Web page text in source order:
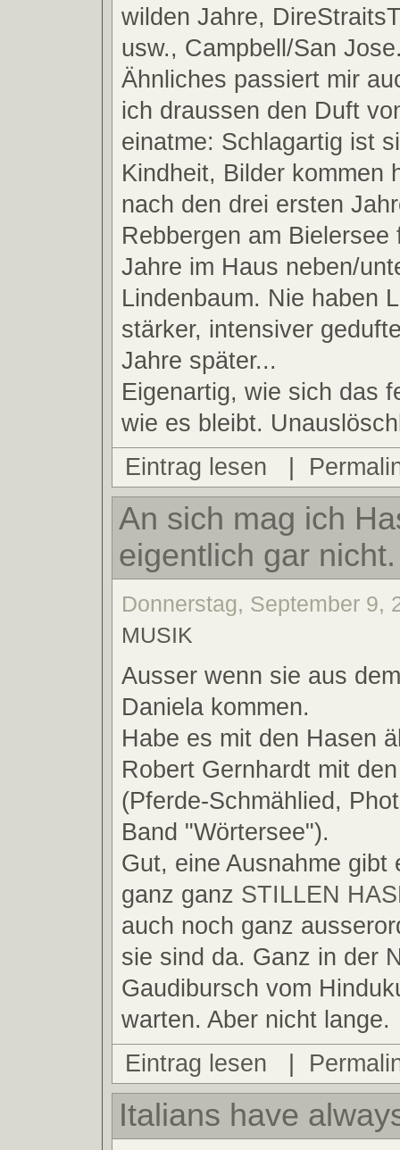
wilden Jahre,
usw., Campbell/San
Ähnliches passiert mir
ich draussen den Duft
einatme: Schlagartig ist
Kindheit, Bilder kommen
nach den drei ersten
Rebbergen am Bielersee
Jahre im Haus neben/
Lindenbaum. Nie haben
stärker, intensiver
Jahre später...
Eigenartig, wie sich das
wie es bleibt.
Eintrag lesen
An sich mag ich
eigentlich gar nicht.
Donnerstag, September 9,
MUSIK
Ausser wenn sie aus
Daniela kommen.
Habe es mit den Hasen
Robert Gernhardt mit
(Pferde-Schmählied,
Band "Wörtersee").
Gut, eine Ausnahme gibt
ganz ganz STILLEN
auch noch ganz
sie sind da. Ganz in der
Gaudibursch vom
warten. Aber nicht lange.
Eintrag lesen
|
Italians have